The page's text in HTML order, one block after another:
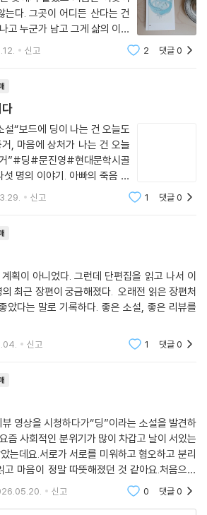
여기 있는 사람이 되고자 하는 마음은 영식의 마
영식은 재인과 쑤언에게 따뜻한 밥을 차려준다.
쁨을 느끼게 되고, 쑤언은 너그러워진 바닷바람
. 혹은 호수에 어린 주미의 포옹을 던지고 그 포
끼는 기쁨. 그게 이 소설을 읽는 행복이다.” (윤
을 치우느라 고생한 다음 날, 날이 제법 풀리
다. 애써도 안 되는 것, 애쓰지 않아도 그렇게
이다”는 깨달음을 얻게 되는 소설, 각자가 인지
로 서로가 서로를 조금씩 구원하는 이야기이
「핀 소설」, 그 마흔여섯 번째 책!
당대 한국 문학의 가장 현대적이면서도 첨예한 작
학』 지면에 선보이고 이것을 다시 단행본 출간
. 여기에 선보이는 단행본들은 개별 작품임과
즈’로 큐레이션된 것이다. 현대문학은 이 시리즈
」은 월간 『현대문학』이 격월 25일 출간하는 것
작가들의 신작을 정해진 날짜에 만나볼 수 있
사상 최초로 도입되는 일종의 ‘샐러리북’ 개념
미
는다. 그곳이 어디든 산다는 건
고 누군가 남고 그게 삶의 이치
는 마음에 대해서는 깊게 생각해
신고 2 댓글0
“보드에 딩이 나는 건 오늘도
, 마음에 상처가 나는 건 오늘
”#딩#문진영#현대문학시골
명의 이야기. 아빠의 죽음 이
은 어릴 적 단짝이었던 주미를
지금까지 계속 그곳에 있다.
신고 1 댓글0
획이 아니었다. 그런데 단편집을 읽고 나서 이
최근 장편이 궁금해졌다. 오래전 읽은 장편처
았다는 말로 기록하다. 좋은 소설, 좋은 리뷰를
신고 1 댓글0
영상을 시청하다가“딩”이라는 소설을 발견하
즘 사회적인 분위기가 많이 차갑고 날이 서있는
는데요.서로가 서로를 미워하고 혐오하고 분리
고 마음이 정말 따뜻해졌던 것 같아요.처음으로
끄럽지 않았지만그냥 너무 따뜻하고 공감되고
신고 0 댓글0